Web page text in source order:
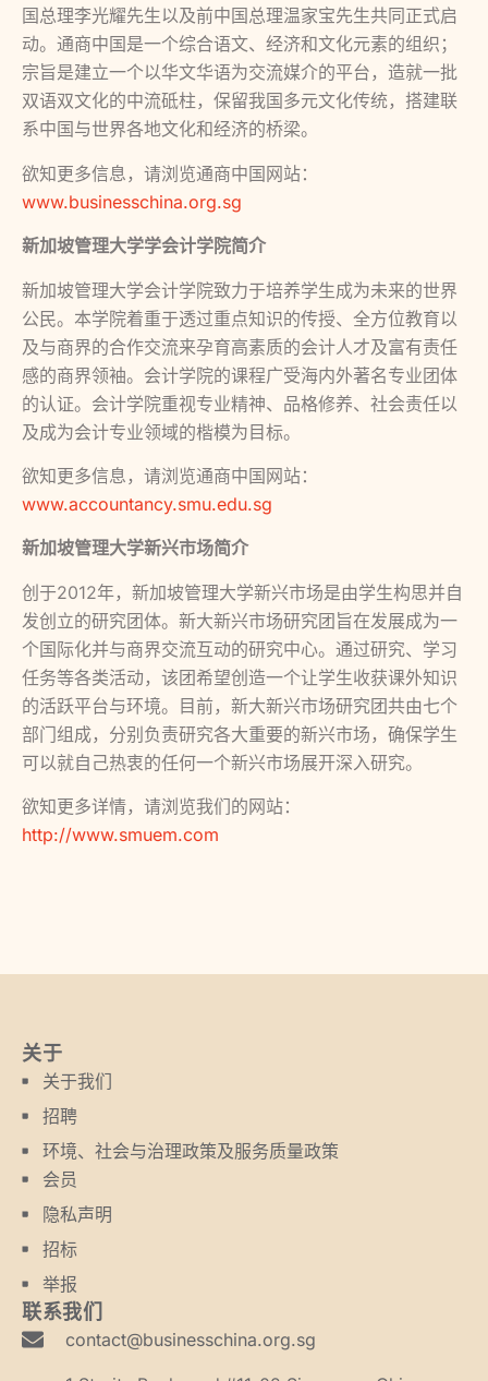
国总理李光耀先生以及前中国总理温家宝先生共同正式启
动。通商中国是一个综合语文、经济和文化元素的组织；
宗旨是建立一个以华文华语为交流媒介的平台，造就一批
双语双文化的中流砥柱，保留我国多元文化传统，搭建联
系中国与世界各地文化和经济的桥梁。
欲知更多信息，请浏览通商中国网站：
www.businesschina.org.sg
新加坡管理大学学会计学院简介
新加坡管理大学会计学院致力于培养学生成为未来的世界
公民。本学院着重于透过重点知识的传授、全方位教育以
及与商界的合作交流来孕育高素质的会计人才及富有责任
感的商界领袖。会计学院的课程广受海内外著名专业团体
的认证。会计学院重视专业精神、品格修养、社会责任以
及成为会计专业领域的楷模为目标。
欲知更多信息，请浏览通商中国网站：
www.accountancy.smu.edu.sg
新加坡管理大学新兴市场简介
创于2012年，新加坡管理大学新兴市场是由学生构思并自
发创立的研究团体。新大新兴市场研究团旨在发展成为一
个国际化并与商界交流互动的研究中心。通过研究、学习
任务等各类活动，该团希望创造一个让学生收获课外知识
的活跃平台与环境。目前，新大新兴市场研究团共由七个
部门组成，分别负责研究各大重要的新兴市场，确保学生
可以就自己热衷的任何一个新兴市场展开深入研究。
欲知更多详情，请浏览我们的网站：
http://www.smuem.com
关于
关于我们
招聘
环境、社会与治理政策及服务质量政策
会员
隐私声明
招标
举报
联系我们
contact@businesschina.org.sg